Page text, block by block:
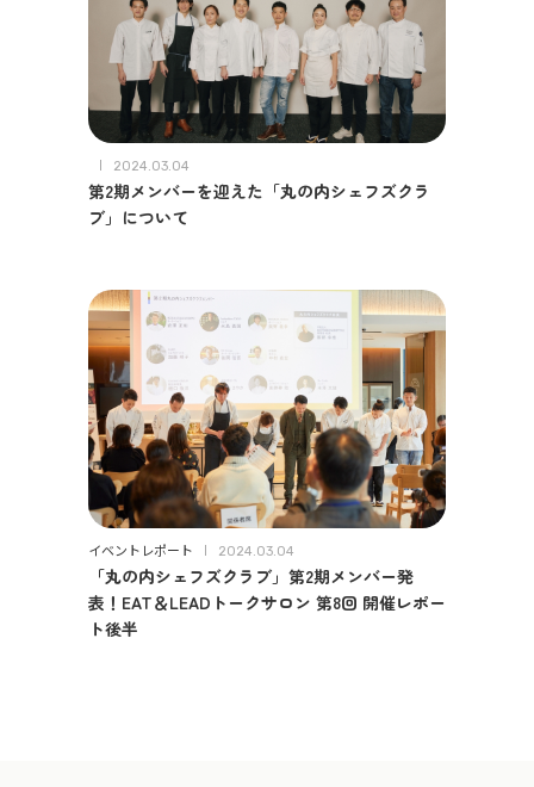
2024.03.04
第2期メンバーを迎えた「丸の内シェフズクラ
ブ」について
イベントレポート 2024.03.04
「丸の内シェフズクラブ」第2期メンバー発
表！EAT＆LEADトークサロン 第8回 開催レポー
ト後半